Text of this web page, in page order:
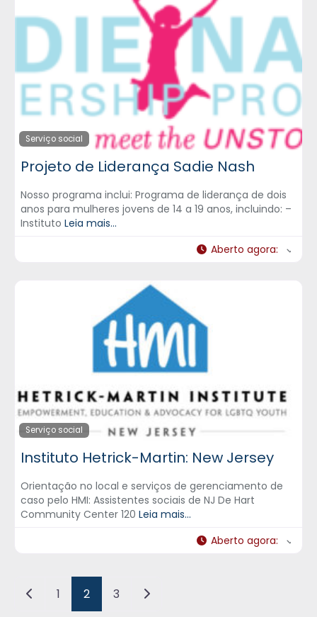
Serviço social
Projeto de Liderança Sadie Nash
Nosso programa inclui: Programa de liderança de dois
anos para mulheres jovens de 14 a 19 anos, incluindo: –
Instituto Leia mais...
Aberto agora:
Serviço social
Instituto Hetrick-Martin: New Jersey
Orientação no local e serviços de gerenciamento de
caso pelo HMI: Assistentes sociais de NJ De Hart
Community Center 120 Leia mais...
Aberto agora:
Posts navigation
Newer posts
1 2 3 Older posts